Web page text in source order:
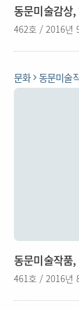
동문미술감상
462호 / 2016년
문화 동문미술
동문미술작품
461호 / 2016년